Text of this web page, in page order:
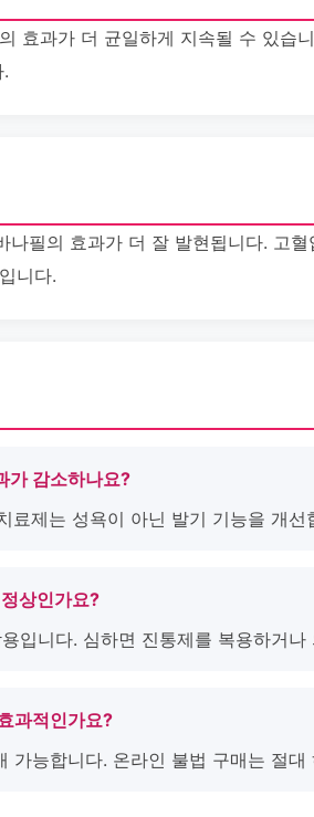
효과가 더 균일하게 지속될 수 있습
나필의 효과가 더 잘 발현됩니다. 고
니다.
가 감소하나요?
료제는 성욕이 아닌 발기 기능을 개선
상인가요?
입니다. 심하면 진통제를 복용하거나
과적인가요?
가능합니다. 온라인 불법 구매는 절대